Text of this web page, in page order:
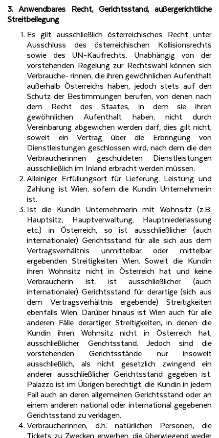
3. Anwendbares Recht, Gerichtsstand, außergerichtliche
Streitbeilegung
Es gilt ausschließlich österreichisches Recht unter
Ausschluss des österreichischen Kollisionsrechts
sowie des UN-Kaufrechts. Unabhängig von der
vorstehenden Regelung zur Rechtswahl können sich
Verbrauche- rinnen, die ihren gewöhnlichen Aufenthalt
außerhalb Österreichs haben, jedoch stets auf den
Schutz der Bestimmungen berufen, von denen nach
dem Recht des Staates, in dem sie ihren
gewöhnlichen Aufenthalt haben, nicht durch
Vereinbarung abgewichen werden darf; dies gilt nicht,
soweit ein Vertrag über die Erbringung von
Dienstleistungen geschlossen wird, nach dem die den
Verbraucherinnen geschuldeten Dienstleistungen
ausschließlich im Inland erbracht werden müssen.
Alleiniger Erfüllungsort für Lieferung, Leistung und
Zahlung ist Wien, sofern die Kundin Unternehmerin
ist.
Ist die Kundin Unternehmerin mit Wohnsitz (z.B.
Hauptsitz, Hauptverwaltung, Hauptniederlassung
etc.) in Österreich, so ist ausschließlicher (auch
internationaler) Gerichtsstand für alle sich aus dem
Vertragsverhältnis unmittelbar oder mittelbar
ergebenden Streitigkeiten Wien. Soweit die Kundin
ihren Wohnsitz nicht in Österreich hat und keine
Verbraucherin ist, ist ausschließlicher (auch
internationaler) Gerichtsstand für derartige (sich aus
dem Vertragsverhältnis ergebende) Streitigkeiten
ebenfalls Wien. Darüber hinaus ist Wien auch für alle
anderen Fälle derartiger Streitigkeiten, in denen die
Kundin ihren Wohnsitz nicht in Österreich hat,
ausschließlicher Gerichtsstand. Jedoch sind die
vorstehenden Gerichtsstände nur insoweit
ausschließlich, als nicht gesetzlich zwingend ein
anderer ausschließlicher Gerichtsstand gegeben ist.
Palazzo ist im Übrigen berechtigt, die Kundin in jedem
Fall auch an deren allgemeinen Gerichtsstand oder an
einem anderen national oder international gegebenen
Gerichtsstand zu verklagen.
Verbraucherinnen, d.h. natürlichen Personen, die